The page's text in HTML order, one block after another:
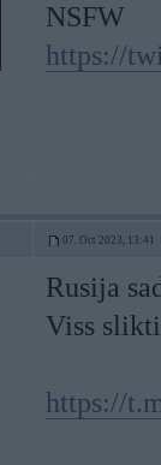
NSFW
https://
07. Oct 2023, 13:41
Rusija
Viss
https://